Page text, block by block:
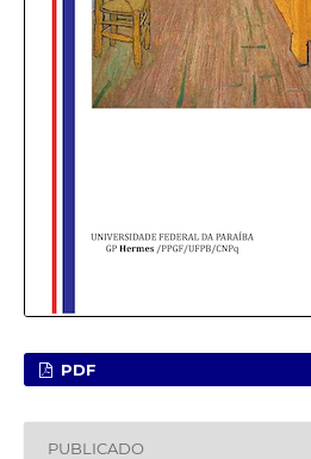
PDF
PUBLICADO